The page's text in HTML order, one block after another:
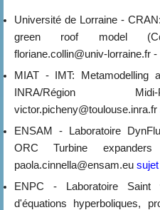
Université de Lorraine -
green roof model
floriane.collin@univ-lorraine.fr -
MIAT - IMT: Metamodelling
INRA/Région
victor.picheny@toulouse.inra.fr
ENSAM - Laboratoire
ORC Turbine
paola.cinnella@ensam.eu
ENPC - Laboratoire Saint
d'équations hyperboliques,